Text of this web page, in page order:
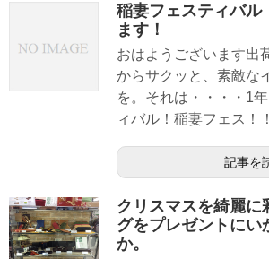
稲妻フェスティバ
ます！
おはようございます出
からサクッと、素敵な
を。それは・・・・1
ィバル！稲妻フェス！
記事を
クリスマスを綺麗に
グをプレゼントにい
か。